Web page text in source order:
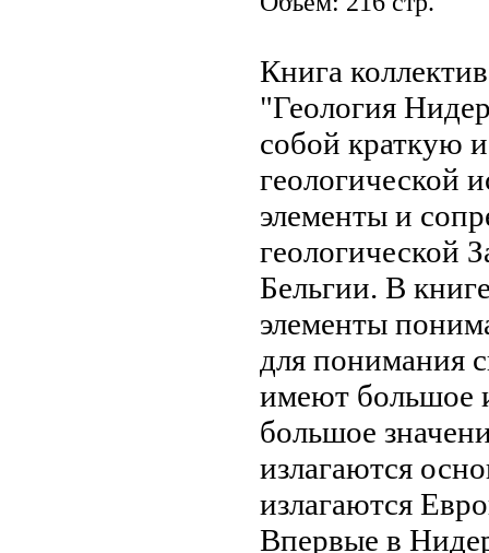
Книга
"Геология
собой краткую
геологической
элементы и
геологической
Бельгии. В
элементы
для понимания
имеют большое
большое
излагаются
излагаются
Впервые в